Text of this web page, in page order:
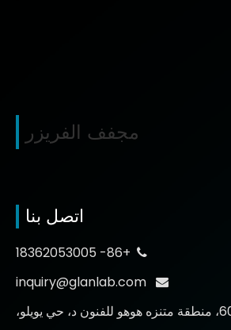
مجفف الفريزر
اتصل بنا

+86- 18362053005

inquiry@glanlab.com
رقم 151، المبنى 60، منطقة متنزه هوهو للفنون د، حي يويلو،